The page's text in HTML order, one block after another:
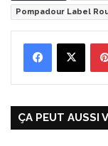
Pompadour Label
ÇA PEUT AUSSI